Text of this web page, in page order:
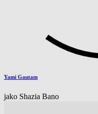
Yami Gautam
jako Shazia Bano